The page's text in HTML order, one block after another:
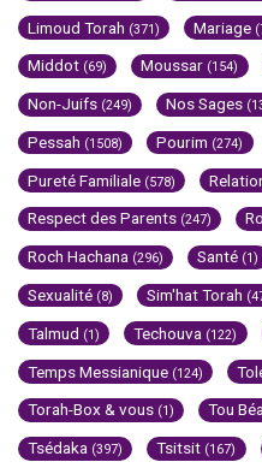
Limoud Torah (371) Mariage
Middot (69) Moussar (154)
Non-Juifs (249) Nos Sages
Pessah (1508) Pourim (274)
Pureté Familiale (578)
Respect des Parents (247)
Roch Hachana (296) Santé (1)
Sexualité (8) Sim'hat Torah
Talmud (1) Techouva (122)
Temps Messianique (124)
Torah-Box & vous (1) Tou
Tsédaka (397) Tsitsit (167)